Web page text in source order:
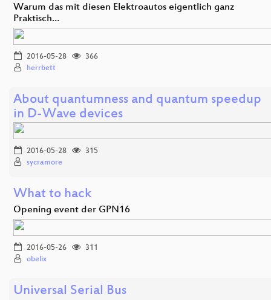
Warum das mit diesen Elektroautos eigentlich ganz
Praktisch…
2016-05-28
366
herrbett
About quantumness and quantum speedup
in D-Wave devices
2016-05-28
315
sycramore
What to hack
Opening event der GPN16
2016-05-26
311
obelix
Universal Serial Bus